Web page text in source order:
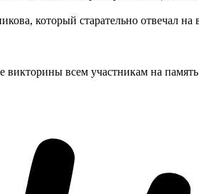
который старательно отвечал на
всем участникам на